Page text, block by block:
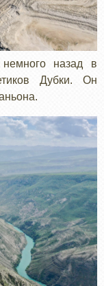
назад в
Дубки. Он